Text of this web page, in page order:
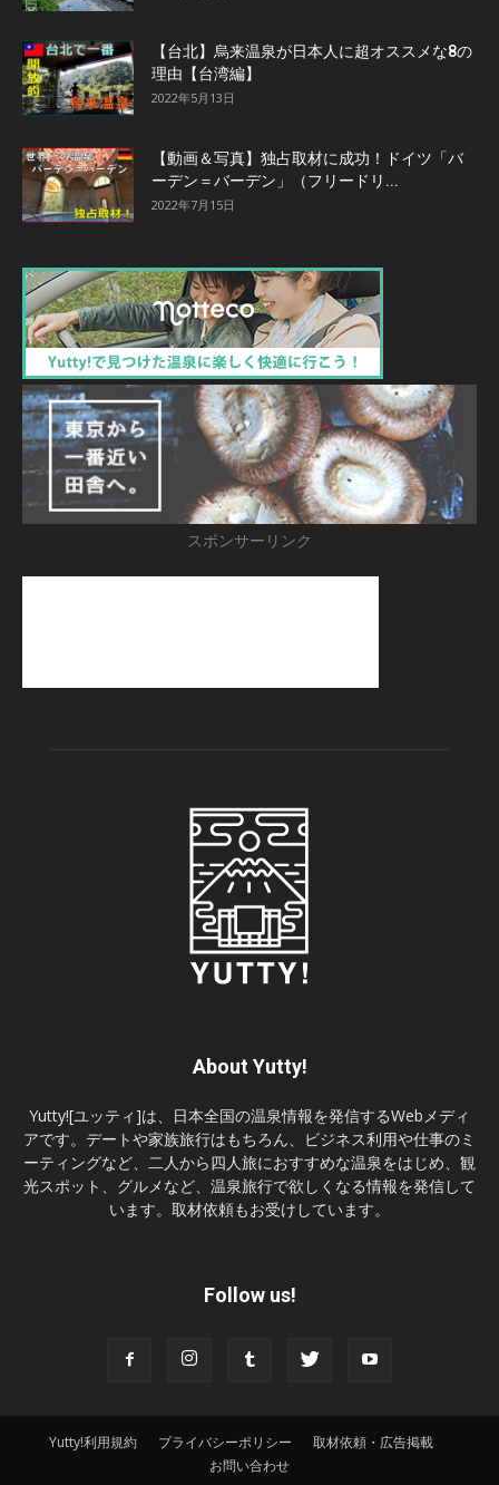
【台北】烏来温泉が日本人に超オススメな8の
理由【台湾編】
2022年5月13日
【動画＆写真】独占取材に成功！ドイツ「バ
ーデン＝バーデン」（フリードリ...
2022年7月15日
スポンサーリンク
About Yutty!
Yutty![ユッティ]は、日本全国の温泉情報を発信するWebメディ
アです。デートや家族旅行はもちろん、ビジネス利用や仕事のミ
ーティングなど、二人から四人旅におすすめな温泉をはじめ、観
光スポット、グルメなど、温泉旅行で欲しくなる情報を発信して
います。取材依頼もお受けしています。
Follow us!
Yutty!利用規約 プライバシーポリシー
取材依頼・広告掲載
お問い合わせ